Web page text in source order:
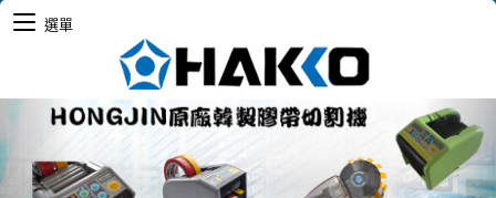
Previous
選單